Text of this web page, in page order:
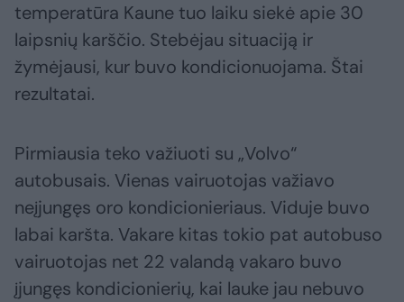
temperatūra Kaune tuo laiku siekė apie 30
laipsnių karščio. Stebėjau situaciją ir
žymėjausi, kur buvo kondicionuojama. Štai
rezultatai.
Pirmiausia teko važiuoti su „Volvo“
autobusais. Vienas vairuotojas važiavo
neįjungęs oro kondicionieriaus. Viduje buvo
labai karšta. Vakare kitas tokio pat autobuso
vairuotojas net 22 valandą vakaro buvo
įjungęs kondicionierių, kai lauke jau nebuvo